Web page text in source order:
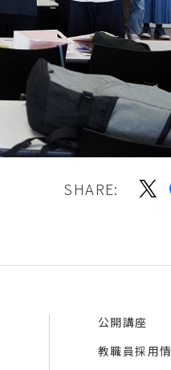
SHARE:
公開講座
教職員採用